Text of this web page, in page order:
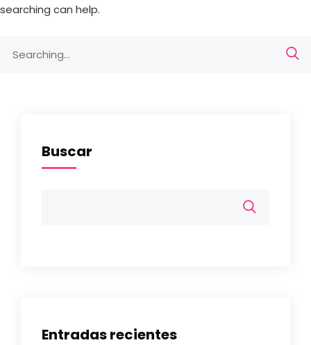
searching can help.
for:
Buscar
Entradas recientes